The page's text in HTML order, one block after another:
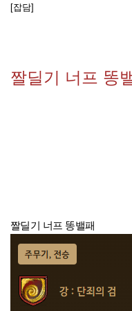
[잡담]
짤딜기 너프 똥
짤딜기 너프 똥밸패